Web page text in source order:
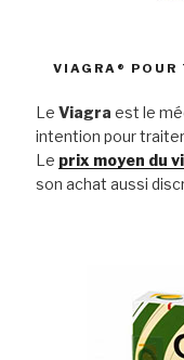
VIAGRA® POUR
Le Viagra est le
intention pour
Le prix moyen du
son achat aussi